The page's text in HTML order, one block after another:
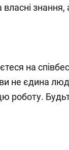
знання,
на
не єдина
роботу.